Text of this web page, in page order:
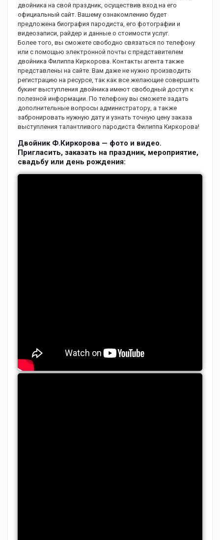
двойника на свой праздник, осуществив вход на его
официальный сайт. Вашему ознакомлению будет
предложена биография пародиста, его фотографии и
видеозаписи, райдер и данные о стоимости услуг.
Более того, вы сможете свободно связаться по телефону
или с помощью электронной почты с представителем
двойника Филиппа Киркорова. Контакты агента также
представлены на сайте. Вам даже не нужно производить
регистрацию на ресурсе, так как все желающие совершить
букинг выступления двойника имеют свободный доступ к
полезной информации. По телефону вы сможете задать
дополнительные вопросы администратору, а также
забронировать нужную дату и узнать точную цену заказа
выступления талантливого пародиста Филиппа Киркорова!
Двойник Ф.Киркорова — фото и видео.
Пригласить, заказать на праздник, мероприятие,
свадьбу или день рождения: